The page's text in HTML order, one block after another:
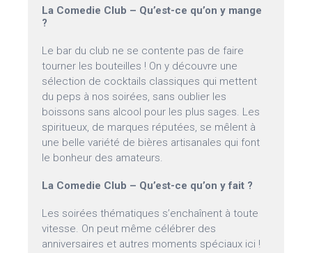
La Comedie Club – Qu’est-ce qu’on y mange
?
Le bar du club ne se contente pas de faire
tourner les bouteilles ! On y découvre une
sélection de cocktails classiques qui mettent
du peps à nos soirées, sans oublier les
boissons sans alcool pour les plus sages. Les
spiritueux, de marques réputées, se mêlent à
une belle variété de bières artisanales qui font
le bonheur des amateurs.
La Comedie Club – Qu’est-ce qu’on y fait ?
Les soirées thématiques s’enchaînent à toute
vitesse. On peut même célébrer des
anniversaires et autres moments spéciaux ici !